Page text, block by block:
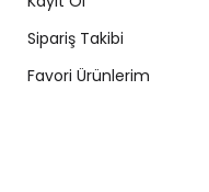
Sipariş Takibi
Favori Ürünlerim